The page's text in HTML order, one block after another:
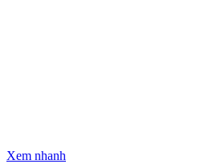
Xem nhanh